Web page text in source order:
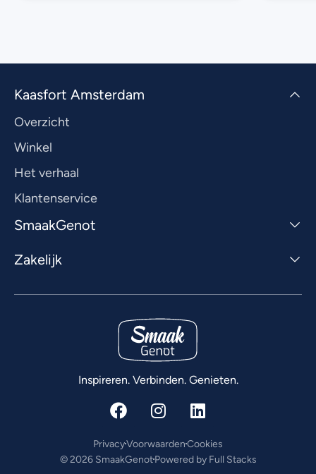
Kaasfort Amsterdam
Overzicht
Winkel
Het verhaal
Klantenservice
SmaakGenot
Zakelijk
Inspireren. Verbinden. Genieten.
PrivacyVoorwaarden Cookies
© 2026 SmaakGenotPowered by Full Stacks